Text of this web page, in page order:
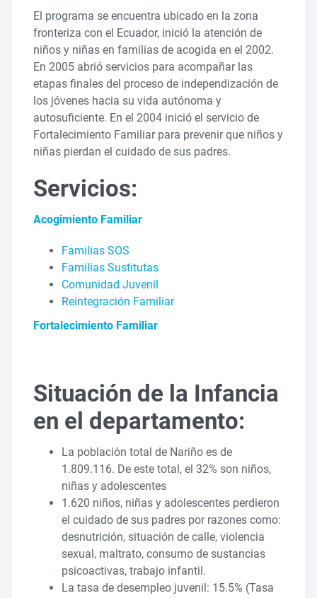
El programa se encuentra ubicado en la zona
fronteriza con el Ecuador, inició la atención de
niños y niñas en familias de acogida en el 2002.
En 2005 abrió servicios para acompañar las
etapas finales del proceso de independización de
los jóvenes hacia su vida autónoma y
autosuficiente. En el 2004 inició el servicio de
Fortalecimiento Familiar para prevenir que niños y
niñas pierdan el cuidado de sus padres.
Servicios:
Acogimiento Familiar
Familias SOS
Familias Sustitutas
Comunidad Juvenil
Reintegración Familiar
Fortalecimiento Familiar
Situación de la Infancia
en el departamento:
La población total de Nariño es de
1.809.116. De este total, el 32% son niños,
niñas y adolescentes
1.620 niños, niñas y adolescentes perdieron
el cuidado de sus padres por razones como:
desnutrición, situación de calle, violencia
sexual, maltrato, consumo de sustancias
psicoactivas, trabajo infantil.
La tasa de desempleo juvenil: 15.5% (Tasa